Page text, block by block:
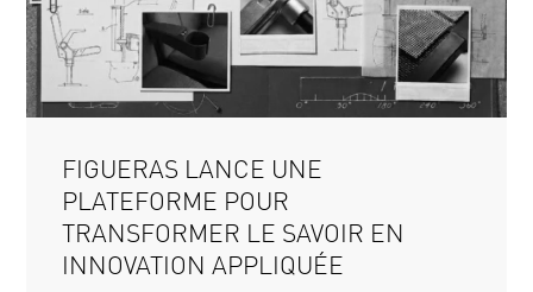
FIGUERAS LANCE UNE
PLATEFORME POUR
TRANSFORMER LE SAVOIR EN
INNOVATION APPLIQUÉE